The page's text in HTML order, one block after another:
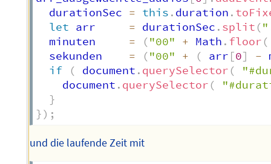
  durationSec
= this . duration .
let arr = durationSec . split (
  minuten
= ("00" + Math . floor (
  sekunden
= ("00" + ( arr [0] -
if
( document . querySelector (
    document
. querySelector (
}
}) ;
und die laufende Zeit mit